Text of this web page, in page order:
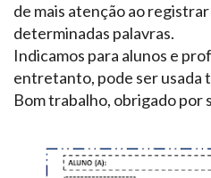
de mais atenção ao
determinadas palavras.
Indicamos para alunos e
entretanto, pode ser usada
Bom trabalho, obrigado por